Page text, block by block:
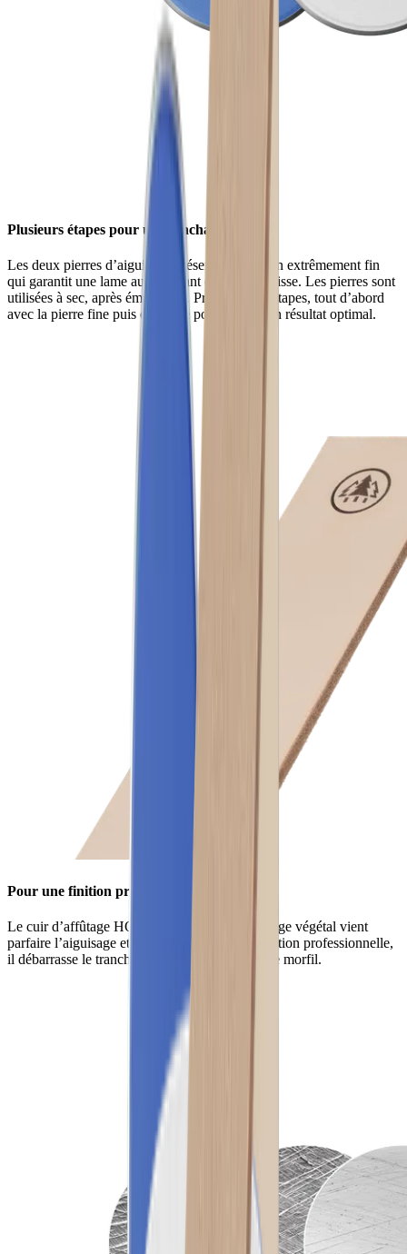
Plusieurs étapes pour un tranchant plus fin
Les deux pierres d’aiguisage présentent un grain extrêmement fin
qui garantit une lame au tranchant encore plus lisse. Les pierres sont
utilisées à sec, après émorfilage. Procédez par étapes, tout d’abord
avec la pierre fine puis extrafine pour obtenir un résultat optimal.
Pour une finition professionnelle
Le cuir d’affûtage HORL® de vachette à tannage végétal vient
parfaire l’aiguisage et confère à la lame une finition professionnelle,
il débarrasse le tranchant des dernières traces de morfil.